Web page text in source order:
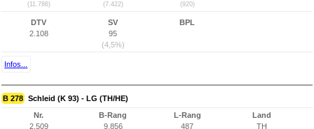
(11.786) (7.422) (920)
DTV
2.108
SV
95
(4,5%)
BPL
Infos...
B 278 Schleid (K 93) - LG (TH/HE)
Nr.
2.509
B-Rang
9.856
L-Rang
487
Land
TH